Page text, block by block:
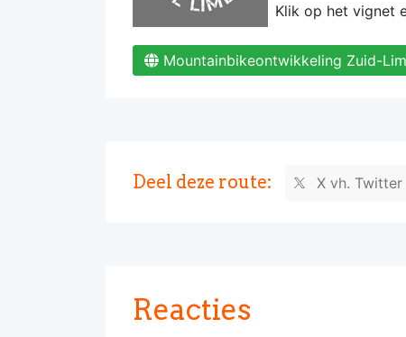
Klik op het vignet
Mountainbikeontwikkeling Zuid-
Deel deze route: X vh. Twitter
Reacties